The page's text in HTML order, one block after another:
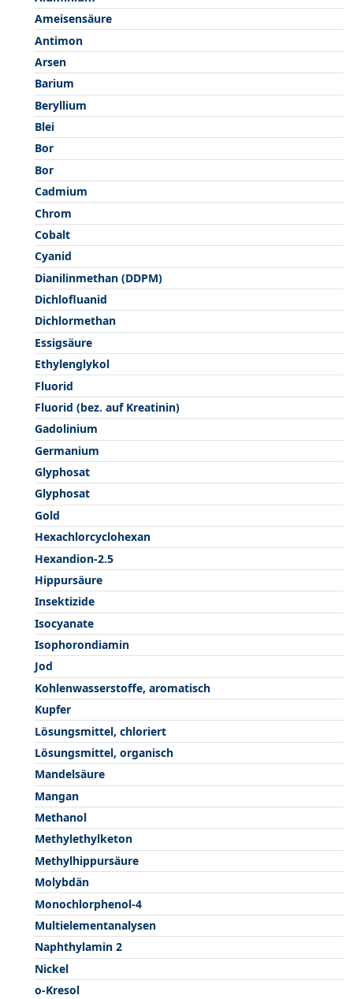
Ameisensäure
Antimon
Arsen
Barium
Beryllium
Blei
Bor
Bor
Cadmium
Chrom
Cobalt
Cyanid
Dianilinmethan (DDPM)
Dichlofluanid
Dichlormethan
Essigsäure
Ethylenglykol
Fluorid
Fluorid (bez. auf Kreatinin)
Gadolinium
Germanium
Glyphosat
Glyphosat
Gold
Hexachlorcyclohexan
Hexandion-2.5
Hippursäure
Insektizide
Isocyanate
Isophorondiamin
Jod
Kohlenwasserstoffe, aromatisch
Kupfer
Lösungsmittel, chloriert
Lösungsmittel, organisch
Mandelsäure
Mangan
Methanol
Methylethylketon
Methylhippursäure
Molybdän
Monochlorphenol-4
Multielementanalysen
Naphthylamin 2
Nickel
o-Kresol